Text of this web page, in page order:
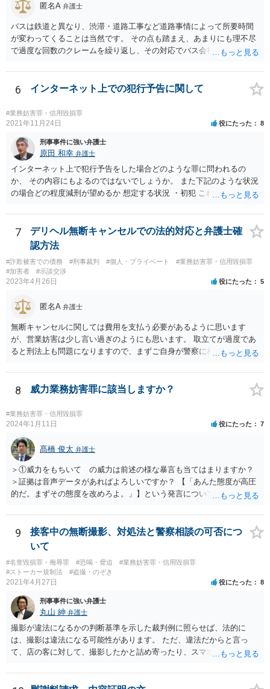
匿名A 弁護士
バスは鉄道と異なり、渋滞・道路工事など道路事情によって所要時間
が変わってくることは当然です。 その点も踏まえ、あまりにも理不尽
で過度な回数のクレームを繰り返し、その対応でバス会社の業務が妨
罪の可能性も生じるでしょう。
6 インターネット上での犯行予告に関して
#業務妨害罪・信用毀損罪
2021年11月24日 役にたった 8
刑事事件に強い弁護士
原田 和幸 弁護士
インターネット上で犯行予告をした場合どのような罪に問われるの
か、 その内容にもよるのではないでしょうか。 また下記のような状況
の場合どの程度減刑が望めるか 想定する状況 ・初犯 これは刑が軽く
事情にはなりますが、反省するのはむしろ当然ですから、大きな事情
にはならないと思います。 ・実際に犯行は行われず、 実際に犯行が行
われれば、別途別の犯罪が成立しますし、それがなかったということ
は、発言内容だけの犯罪が問題になると思いますので、そこは関係な
いと思います。 また、警察などによる警備増強などの対応はなかった
ということは、その発言内容が、悪質なものではなかったということ
7
デリヘル無断キャンセルでの法的対応と弁護士確
認方法
#詐欺被害での債務 #刑事裁判 #個人・プライベート
#業務妨害罪・信用毀損罪
#加害者
#示談交渉
2023年4月26日 役にたった 5
匿名A 弁護士
無断キャンセルに関しては費用を支払う必要があるように思います
が、営業妨害は少し言い過ぎのようにも思います。 取立てが過度であ
ると刑法上も問題になりますので、まずご自身が警察に相談したらい
いかと思います。
8 威力業務妨害罪に該当しますか？
#業務妨害罪・信用毀損罪
2024年1月11日 役にたった 7
髙橋 俊太 弁護士
＞①威力をもちいて の威力は前述の様な暴言も当てはまりますか？
＞証拠は音声データがあればよろしいですか？ 【「あんた態度が高圧
的だ。まずその態度を改めろよ。」】という発言について字面のみで
内容・声色で暴言が繰り返されたか等が克明に記録されていれば、証
拠になり得るでしょう。なお、【立ち上がり詰め寄って来そうにな
り】という点については、防犯カメラなどがあれば最良だと思われま
す。 ＞被害届は警察に提出するのでしょうか？ はい、そのようになり
ます。
9
接客中の無断撮影、対処法と警察相談の可否につ
いて
#名誉毀損罪・侮辱罪 #恐喝・脅迫
#業務妨害罪・信用毀損罪
#ストーカー規制法
#盗撮・のぞき
2021年4月27日 役にたった 8
刑事事件に強い弁護士
丸山 紳 弁護士
撮影が違法になるかの判断基準を示した裁判例に照らせば、法的に
は、撮影は違法になる可能性があります。 ただ、違法だからと言っ
て、店の客に対して、撮影したかと詰め寄ったり、スマホのデータを
長等からやんわりと注意してもらうなど、店の運営面からの対策を行